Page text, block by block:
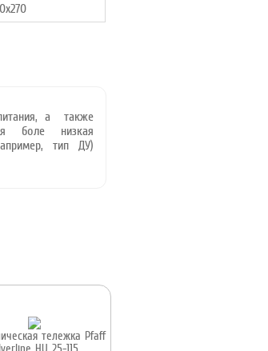
а также
боле низкая
тип ДУ)
тележка Pfaff